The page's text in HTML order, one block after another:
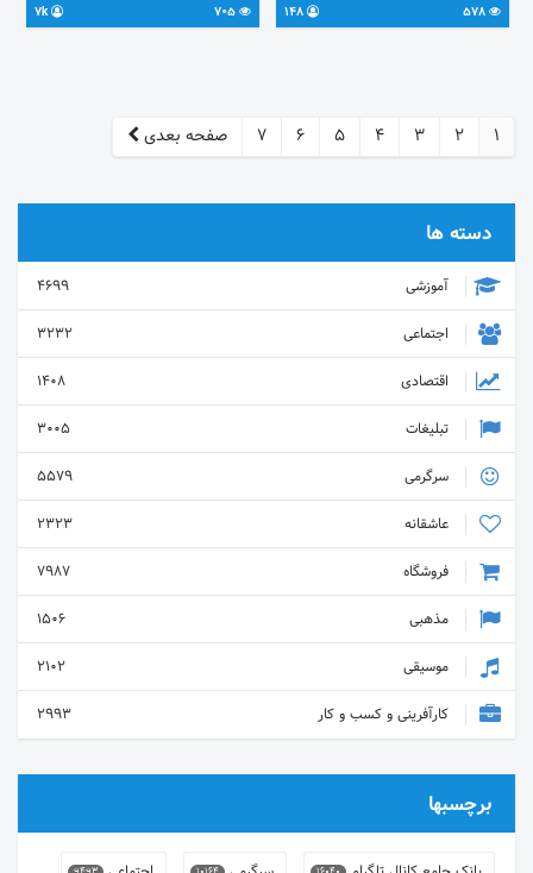
#حاج_قاسم_فرزند_ایران 🇮🇷🇮🇷
✦مجموعه‌ ڪاملے ازدعاهای‌
7k
1
2
3
4
5
6
7 صفحه بعدی
دسته ها
آموزشی
4699
اجتماعی
3232
اقتصادی
1408
تبلیغات
3005
سرگرمی
5579
عاشقانه
2323
فروشگاه
7987
مذهبی
1506
موسیقی
2102
کارآفرینی و کسب و کار
2993
برچسبها